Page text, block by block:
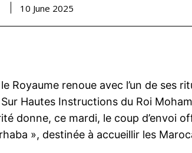
10 June 2025
le Royaume renoue avec l’un de ses
Hautes Instructions du Roi
donne, ce mardi, le coup d’envoi
», destinée à accueillir les